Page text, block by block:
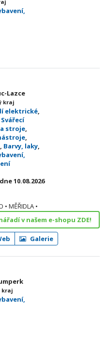
Lazce
kraj
elektrické,
Svářecí
stroje,
,
, Barvy, laky,
10.08.2026
• MĚŘIDLA •
v našem e-shopu ZDE!
Galerie
kraj